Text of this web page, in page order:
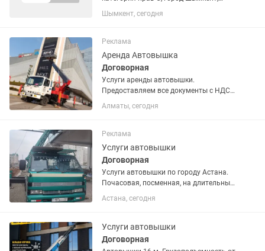
Область, без вредных привычек, с
опытом работы, просим отправлять
каждый день 08:00-20:00. Ночь...
Шымкент, сегодня
Реклама
Аренда Автовышка
Договорная
Услуги аренды автовышки.
Предоставляем все документы с НДС
+12% к цене. Сотрудничаем
строительными компаниями и
выбор разных высот 15м, 18м, 22м,
25м, 28м, 32м,...
Алматы, сегодня
Реклама
Услуги автовышки
Договорная
Услуги автовышки по городу Астана.
Почасовая, посменная, на длительный
срок. Высота стрелы - 17м и 28м,
гидравлический, телескоп. Цена
часа.
Астана, сегодня
Услуги автовышки
Договорная